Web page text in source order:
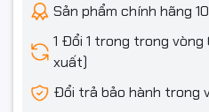
Sản phẩm chính hãng
1 Đổi 1 trong trong vòng
xuất)
Đổi trả bảo hành trong